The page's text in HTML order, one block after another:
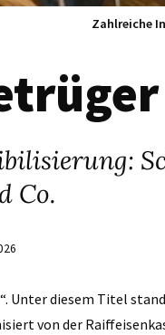
Zahlreiche
Co.
Unter diesem Titel
von der